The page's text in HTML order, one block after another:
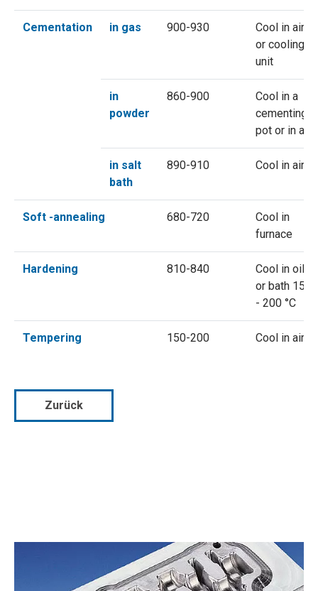
Cementation in gas 900-930
Cool in air
or cooling
unit
in
powder
860-900
Cool in a
cementing
pot or in air
in salt
bath
890-910 Cool in air
Soft -annealing 680-720
Cool in
furnace
Hardening 810-840
Cool in oil
or bath 150
- 200 °C
Tempering 150-200 Cool in air
Zurück